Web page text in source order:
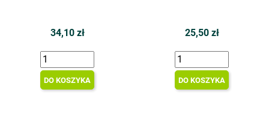
34,10 zł
DO KOSZYKA
25,50 zł
DO KOSZYKA